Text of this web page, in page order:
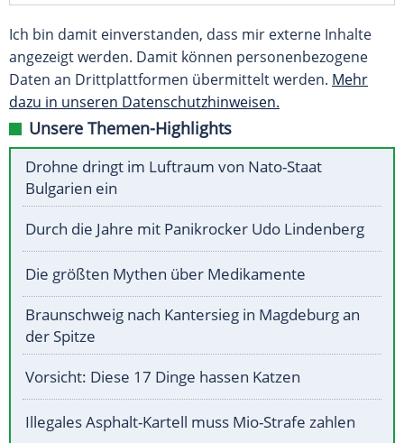
Ich bin damit einverstanden, dass mir externe Inhalte
angezeigt werden. Damit können personenbezogene
Daten an Drittplattformen übermittelt werden. Mehr
dazu in unseren Datenschutzhinweisen.
Unsere Themen-Highlights
Drohne dringt im Luftraum von Nato-Staat
Bulgarien ein
Durch die Jahre mit Panikrocker Udo Lindenberg
Die größten Mythen über Medikamente
Braunschweig nach Kantersieg in Magdeburg an
der Spitze
Vorsicht: Diese 17 Dinge hassen Katzen
Illegales Asphalt-Kartell muss Mio-Strafe zahlen